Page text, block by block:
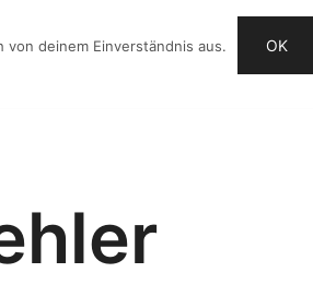
CHECKLISTE ANGEBOTE
deinem Einverständnis aus. OK